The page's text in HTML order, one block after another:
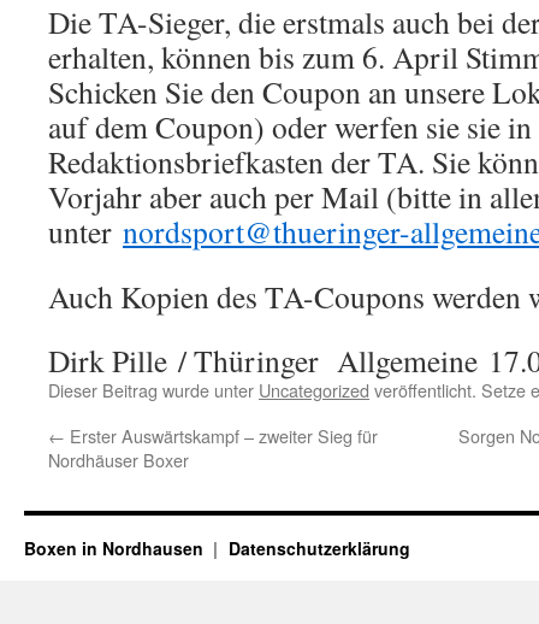
Die TA-Sieger, die erstmals auch bei
erhalten, können bis zum 6. April
Schicken Sie den Coupon an unsere
auf dem Coupon) oder werfen sie sie in
Redaktionsbriefkasten der TA. Sie
Vorjahr aber auch per Mail (bitte in
unter nordsport@thueringer-
Auch Kopien des TA-Coupons werden
Dirk Pille / Thüringer Allgemeine
Dieser Beitrag wurde unter Uncategorized veröffentlicht. Setze
← Erster Auswärtskampf – zweiter Sieg für
Nordhäuser Boxer
Sorgen
Boxen in Nordhausen Datenschutzerklärung